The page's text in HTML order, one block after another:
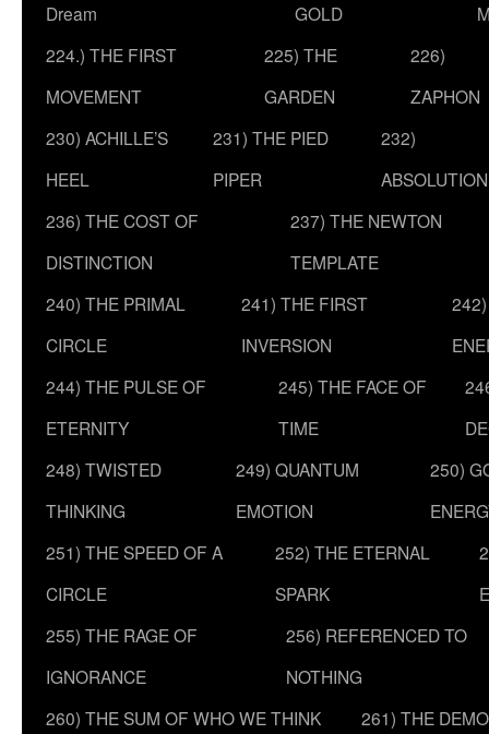
Dream
GOLD
224.) THE FIRST
MOVEMENT
225) THE
GARDEN
226)
ZAPHON
230) ACHILLE’S
HEEL
231) THE PIED
PIPER
232)
ABSOLUTION
236) THE COST OF
DISTINCTION
237) THE NEWTON
TEMPLATE
240) THE PRIMAL
CIRCLE
241) THE FIRST
INVERSION
244) THE PULSE OF
ETERNITY
245) THE FACE OF
TIME
248) TWISTED
THINKING
249) QUANTUM
EMOTION
250)
251) THE SPEED OF A
CIRCLE
252) THE ETERNAL
SPARK
255) THE RAGE OF
IGNORANCE
256) REFERENCED TO
NOTHING
260) THE SUM OF WHO WE THINK
261) THE